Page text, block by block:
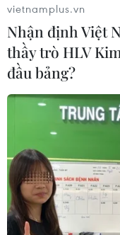
vietnamplus.vn
Nhận định Việt
thầy trò HLV
đầu bảng?